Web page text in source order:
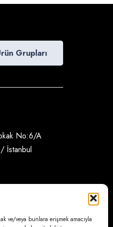
ve/veya bunlara erişmek amacıyla
Grupları
No:6/A
İstanbul